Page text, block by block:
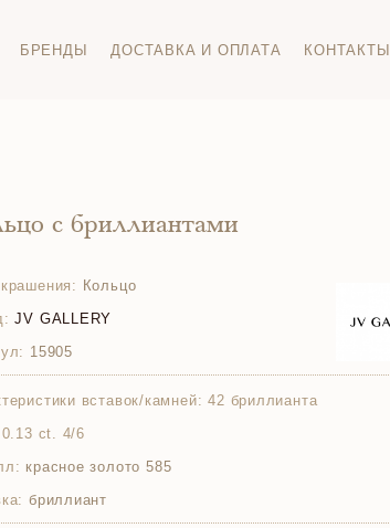
БРЕНДЫ ДОСТАВКА И ОПЛАТА КОНТАКТЫ
с бриллиантами
Кольцо
JV GALLERY
15905
вставок/камней: 42 бриллианта
0.13 ct. 4/6
красное золото 585
бриллиант